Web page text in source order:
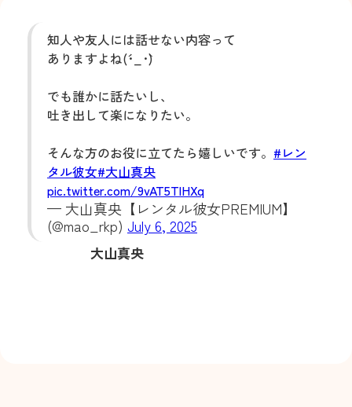
知人や友人には話せない内容って
ありますよね(´･_･`)
でも誰かに話たいし、
吐き出して楽になりたい。
そんな方のお役に立てたら嬉しいです。 #レン
タル彼女#大山真央
pic.twitter.com/9vAT5TlHXq
— 大山真央‎【レンタル彼女PREMIUM】
(@mao_rkp) July 6, 2025
大山真央